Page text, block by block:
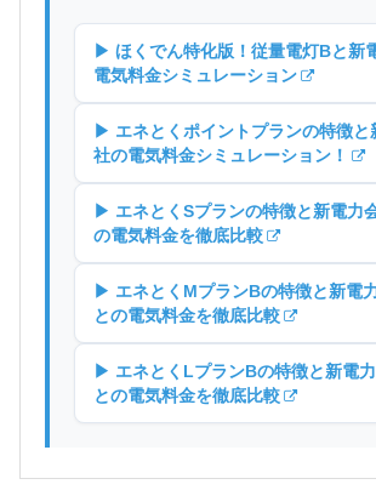
▶ ほくでん特化版！従量電灯Bと新
電気料金シミュレーション
▶ エネとくポイントプランの特徴と
社の電気料金シミュレーション！
▶ エネとくSプランの特徴と新電力
の電気料金を徹底比較
▶ エネとくMプランBの特徴と新電
との電気料金を徹底比較
▶ エネとくLプランBの特徴と新電
との電気料金を徹底比較